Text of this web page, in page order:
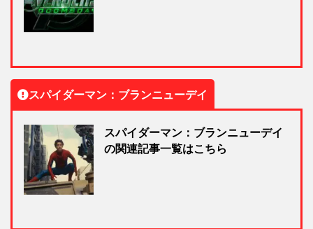
スパイダーマン：ブランニューデイ
スパイダーマン：ブランニューデイ
の関連記事一覧はこちら